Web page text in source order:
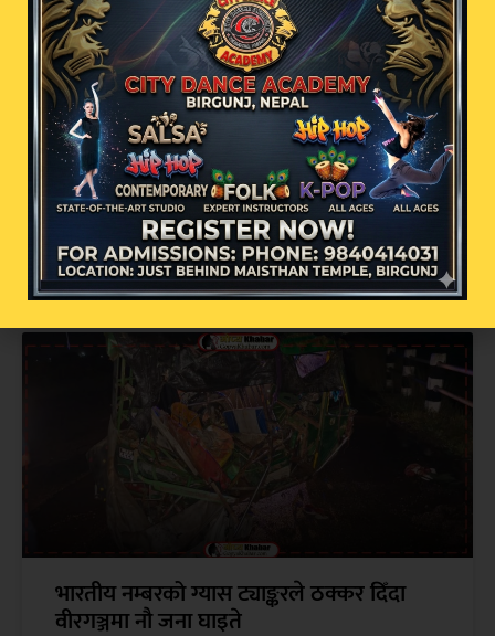
काजोलः दर्शकको मन जितेका
पाँच अविस्मरणीय फिल्म
काठमाडौं – बलिउडकी चर्चित अभिनेत्री
काजोलले आज आफ्नो ५२औँ जन्मदिन
सम्बन्धित खबर
भारतीय नम्बरको ग्यास ट्याङ्करले ठक्कर दिँदा
वीरगञ्जमा नौ जना घाइते